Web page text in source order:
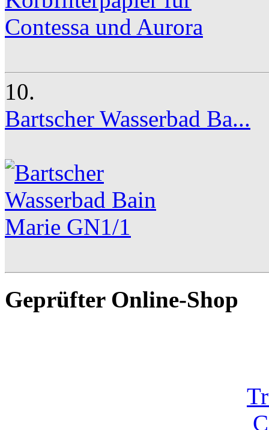
10.
Bartscher Wasserbad Ba...
Geprüfter Online-Shop